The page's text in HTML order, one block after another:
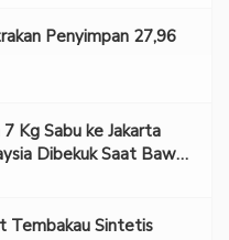
Penyimpan 27,96
Kg Sabu ke Jakarta
Dibekuk Saat Bawa
Bandara Soetta
Tembakau Sintetis